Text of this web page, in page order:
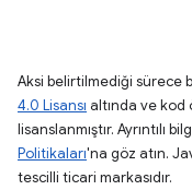
Aksi belirtilmediği sürece
4.0 Lisansı altında ve kod
lisanslanmıştır. Ayrıntılı
Politikaları'na göz atın.
tescilli ticari markasıdır.